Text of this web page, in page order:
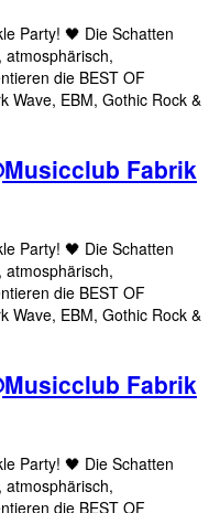
Party! 🖤 Die Schatten
atmosphärisch,
die BEST OF
Wave, EBM, Gothic Rock &
Fabrik
Party! 🖤 Die Schatten
atmosphärisch,
die BEST OF
Wave, EBM, Gothic Rock &
Fabrik
Party! 🖤 Die Schatten
atmosphärisch,
die BEST OF